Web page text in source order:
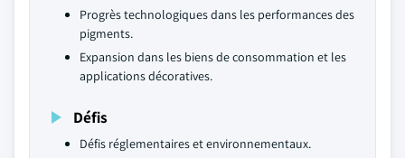
Progrès technologiques dans les performances des
pigments.
Expansion dans les biens de consommation et les
applications décoratives.
Défis
Défis réglementaires et environnementaux.